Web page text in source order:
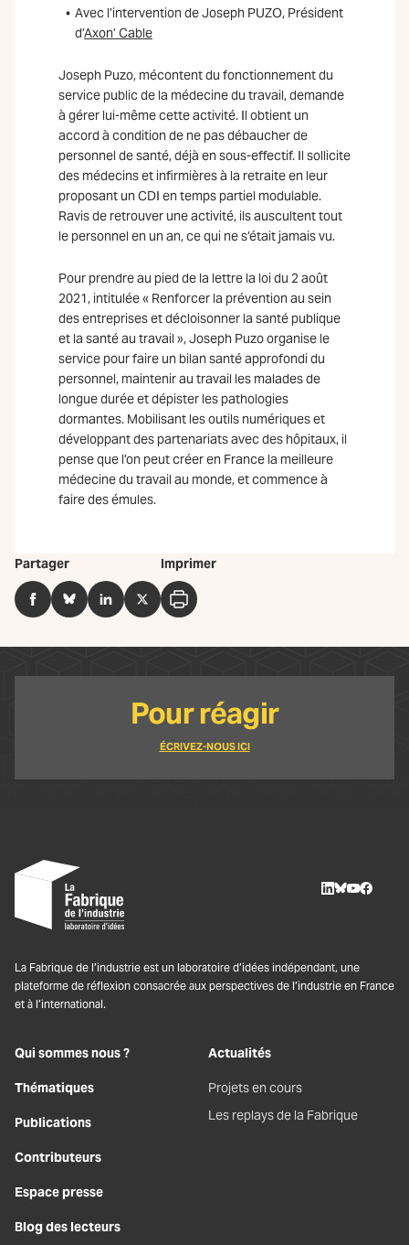
Avec l’intervention de Joseph PUZO, Président
d’Axon’ Cable
Joseph Puzo, mécontent du fonctionnement du
service public de la médecine du travail, demande
à gérer lui-même cette activité. Il obtient un
accord à condition de ne pas débaucher de
personnel de santé, déjà en sous-effectif. Il sollicite
des médecins et infirmières à la retraite en leur
proposant un CDI en temps partiel modulable.
Ravis de retrouver une activité, ils auscultent tout
le personnel en un an, ce qui ne s’était jamais vu.
Pour prendre au pied de la lettre la loi du 2 août
2021, intitulée « Renforcer la prévention au sein
des entreprises et décloisonner la santé publique
et la santé au travail », Joseph Puzo organise le
service pour faire un bilan santé approfondi du
personnel, maintenir au travail les malades de
longue durée et dépister les pathologies
dormantes. Mobilisant les outils numériques et
développant des partenariats avec des hôpitaux, il
pense que l’on peut créer en France la meilleure
médecine du travail au monde, et commence à
faire des émules.
Partager
FacebookBlueSkyLinkedInTwitter
Imprimer
Imprimer
Pour réagir
ÉCRIVEZ-NOUS ICI
La Fabrique de l’industrie est un laboratoire d’idées indépendant, une
plateforme de réflexion consacrée aux perspectives de l’industrie en France
et à l’international.
Qui sommes nous ?
Thématiques
Publications
Contributeurs
Espace presse
Blog des lecteurs
Actualités
Projets en cours
Les replays de la Fabrique